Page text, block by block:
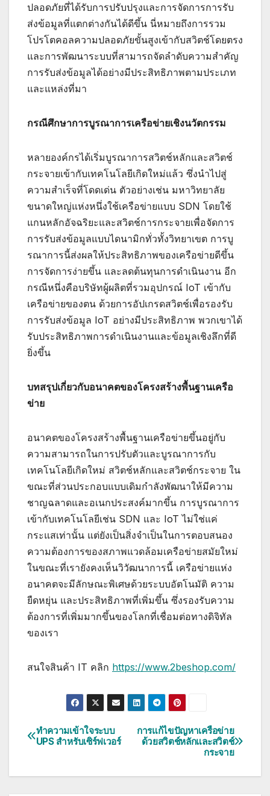
ปลอดภัยที่ได้รับการปรับปรุงและการจัดการการรับ
ส่งข้อมูลที่แตกต่างกันได้ดีขึ้น นี่หมายถึงการรวม
โปรโตคอลความปลอดภัยขั้นสูงเข้ากับสวิตช์โดยตรง
และการพัฒนาระบบที่สามารถจัดลำดับความสำคัญ
การรับส่งข้อมูลได้อย่างมีประสิทธิภาพตามประเภท
และแหล่งที่มา
กรณีศึกษาการบูรณาการเครือข่ายเชิงนวัตกรรม
หลายองค์กรได้เริ่มบูรณาการสวิตช์หลักและสวิตช์
กระจายเข้ากับเทคโนโลยีเกิดใหม่แล้ว ซึ่งนำไปสู่
ความสำเร็จที่โดดเด่น ตัวอย่างเช่น มหาวิทยาลัย
ขนาดใหญ่แห่งหนึ่งใช้เครือข่ายแบบ SDN โดยใช้
แกนหลักอัจฉริยะและสวิตช์การกระจายเพื่อจัดการ
การรับส่งข้อมูลแบบไดนามิกทั่วทั้งวิทยาเขต การบู
รณาการนี้ส่งผลให้ประสิทธิภาพของเครือข่ายดีขึ้น
การจัดการง่ายขึ้น และลดต้นทุนการดำเนินงาน อีก
กรณีหนึ่งคือบริษัทผู้ผลิตที่รวมอุปกรณ์ IoT เข้ากับ
เครือข่ายของตน ด้วยการอัปเกรดสวิตช์เพื่อรองรับ
การรับส่งข้อมูล IoT อย่างมีประสิทธิภาพ พวกเขาได้
รับประสิทธิภาพการดำเนินงานและข้อมูลเชิงลึกที่ดี
ยิ่งขึ้น
บทสรุปเกี่ยวกับอนาคตของโครงสร้างพื้นฐานเครือ
ข่าย
อนาคตของโครงสร้างพื้นฐานเครือข่ายขึ้นอยู่กับ
ความสามารถในการปรับตัวและบูรณาการกับ
เทคโนโลยีเกิดใหม่ สวิตช์หลักและสวิตช์กระจาย ใน
ขณะที่ส่วนประกอบแบบเดิมกำลังพัฒนาให้มีความ
ชาญฉลาดและอเนกประสงค์มากขึ้น การบูรณาการ
เข้ากับเทคโนโลยีเช่น SDN และ IoT ไม่ใช่แค่
กระแสเท่านั้น แต่ยังเป็นสิ่งจำเป็นในการตอบสนอง
ความต้องการของสภาพแวดล้อมเครือข่ายสมัยใหม่
ในขณะที่เรายังคงเห็นวิวัฒนาการนี้ เครือข่ายแห่ง
อนาคตจะมีลักษณะพิเศษด้วยระบบอัตโนมัติ ความ
ยืดหยุ่น และประสิทธิภาพที่เพิ่มขึ้น ซึ่งรองรับความ
ต้องการที่เพิ่มมากขึ้นของโลกที่เชื่อมต่อทางดิจิทัล
ของเรา
สนใจสินค้า IT คลิก https://www.2beshop.com/
แนะแนว
การแก้ไขปัญหาเครือข่าย
ด้วยสวิตช์หลักและสวิตช์
กระจาย
ทำความเข้าใจระบบ
UPS สำหรับเซิร์ฟเวอร์